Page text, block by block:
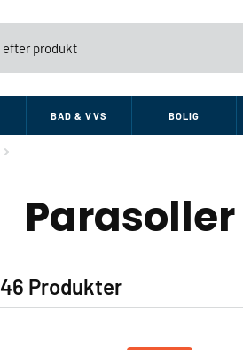
BAD & VVS BOLIG
46 Produkter